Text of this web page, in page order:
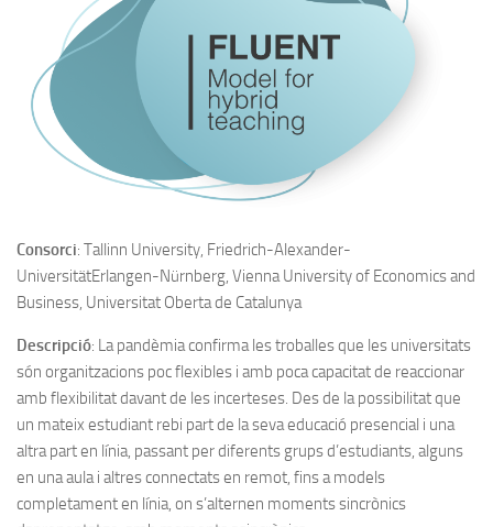
Consorci: Tallinn University, Friedrich-Alexander-
UniversitätErlangen-Nürnberg, Vienna University of Economics and
Business, Universitat Oberta de Catalunya
Descripció: La pandèmia confirma les troballes que les universitats
són organitzacions poc flexibles i amb poca capacitat de reaccionar
amb flexibilitat davant de les incerteses. Des de la possibilitat que
un mateix estudiant rebi part de la seva educació presencial i una
altra part en línia, passant per diferents grups d’estudiants, alguns
en una aula i altres connectats en remot, fins a models
completament en línia, on s’alternen moments sincrònics